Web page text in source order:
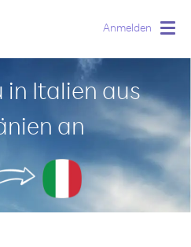
Anmelden
in Italien aus
an